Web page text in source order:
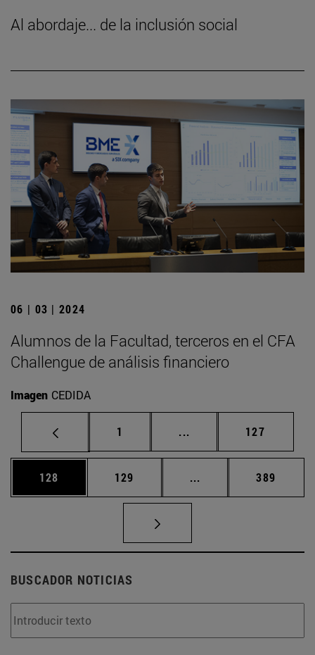
Al abordaje... de la inclusión social
06 | 03 | 2024
Alumnos de la Facultad, terceros en el CFA
Challengue de análisis financiero
Imagen CEDIDA
Página
1 ... Páginas intermedias
Página
127
Página
128 Página
129 ... Páginas intermedias
Página
389
BUSCADOR NOTICIAS